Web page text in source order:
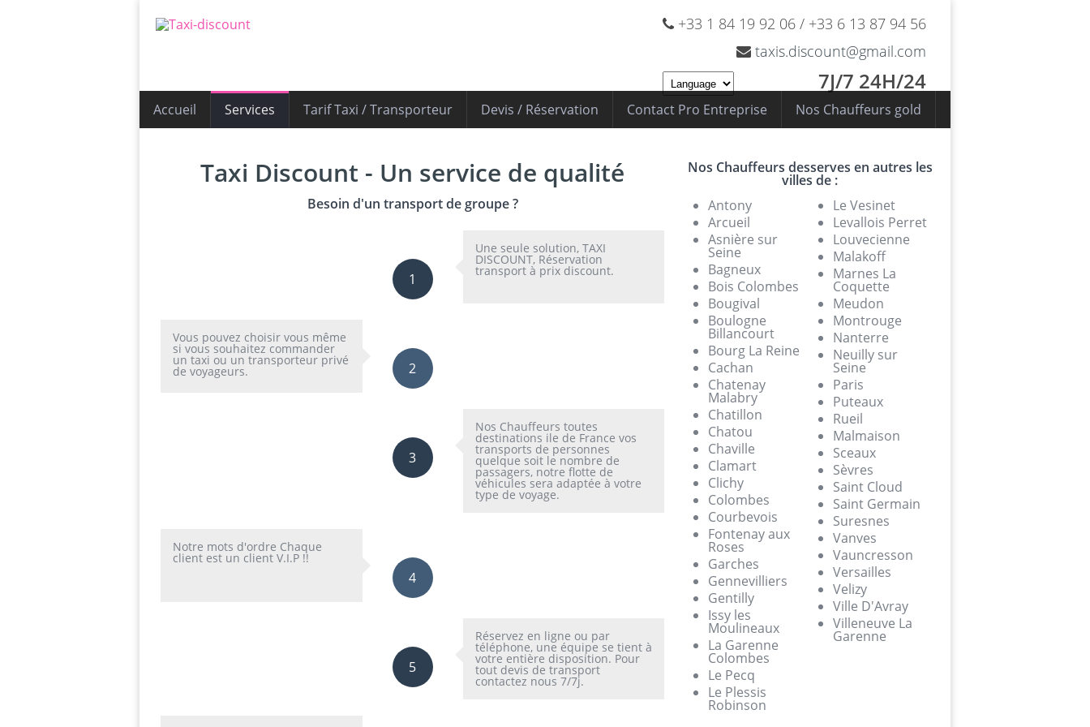
+33 1 84 19 92 06 / +33 6 13 87 94 56
taxis.discount@gmail.com
7J/7 24H/24
Accueil Services Tarif Taxi / Transporteur Devis / Réservation Contact Pro Entreprise Nos Chauffeurs gold
Taxi Discount - Un service de qualité
Besoin d'un transport de groupe ?
1
Une seule solution, TAXI
DISCOUNT, Réservation
transport à prix discount.
2
Vous pouvez choisir vous même
si vous souhaitez commander
un taxi ou un transporteur privé
de voyageurs.
3
Nos Chauffeurs toutes
destinations ile de France vos
transports de personnes
quelque soit le nombre de
passagers, notre flotte de
véhicules sera adaptée à votre
type de voyage.
4
Notre mots d'ordre Chaque
client est un client V.I.P !!
5
Réservez en ligne ou par
téléphone, une équipe se tient à
votre entière disposition. Pour
tout devis de transport
contactez nous 7/7j.
Nos Chauffeurs desserves en autres les
villes de :
Antony
Arcueil
Asnière sur
Seine
Bagneux
Bois Colombes
Bougival
Boulogne
Billancourt
Bourg La Reine
Cachan
Chatenay
Malabry
Chatillon
Chatou
Chaville
Clamart
Clichy
Colombes
Courbevois
Fontenay aux
Roses
Garches
Gennevilliers
Gentilly
Issy les
Moulineaux
La Garenne
Colombes
Le Pecq
Le Plessis
Robinson
Le Vesinet
Levallois Perret
Louvecienne
Malakoff
Marnes La
Coquette
Meudon
Montrouge
Nanterre
Neuilly sur
Seine
Paris
Puteaux
Rueil
Malmaison
Sceaux
Sèvres
Saint Cloud
Saint Germain
Suresnes
Vanves
Vauncresson
Versailles
Velizy
Ville D'Avray
Villeneuve La
Garenne